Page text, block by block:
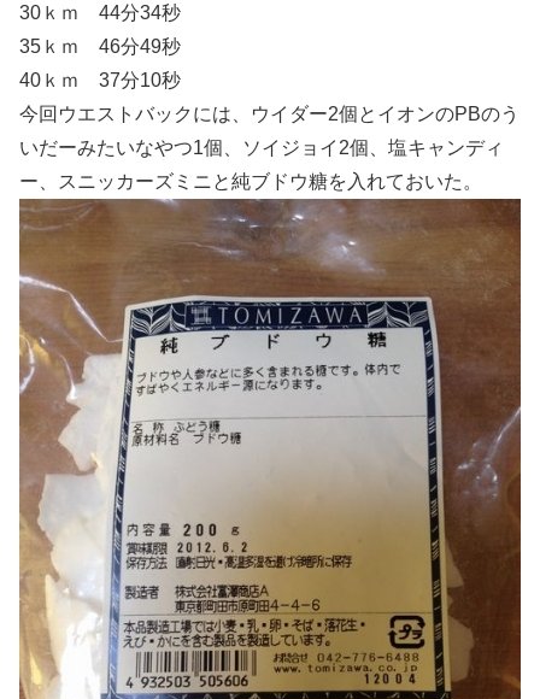
30ｋｍ 44分34秒
35ｋｍ 46分49秒
40ｋｍ 37分10秒
今回ウエストバックには、ウイダー2個とイオンのPBのう
いだーみたいなやつ1個、ソイジョイ2個、塩キャンディ
ー、スニッカーズミニと純ブドウ糖を入れておいた。